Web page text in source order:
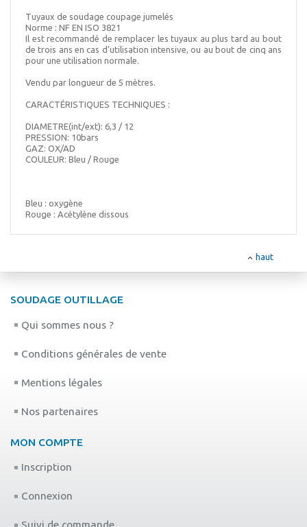
Tuyaux de soudage coupage jumelés
Norme : NF EN ISO 3821
Il est recommandé de remplacer les tuyaux au plus tard au bout
de trois ans en cas d’utilisation intensive, ou au bout de cinq ans
pour une utilisation normale.
Vendu par longueur de 5 mètres.
CARACTÉRISTIQUES TECHNIQUES :
DIAMETRE(int/ext): 6,3 / 12
PRESSION: 10bars
GAZ: OX/AD
COULEUR: Bleu / Rouge
Bleu : oxygène
Rouge : Acétylène dissous
haut
SOUDAGE OUTILLAGE
Qui sommes nous ?
Conditions générales de vente
Mentions légales
Nos partenaires
MON COMPTE
Inscription
Connexion